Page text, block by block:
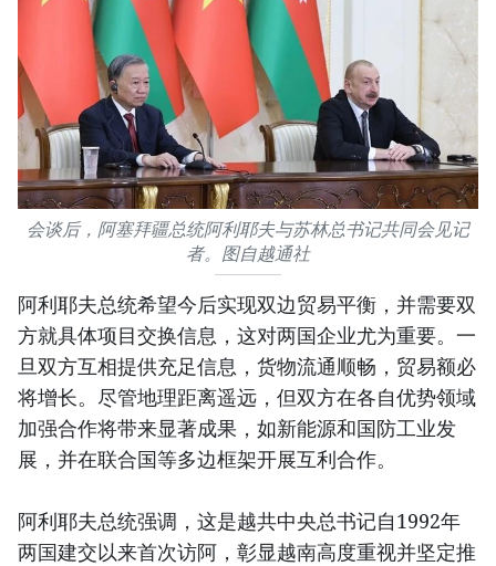
会谈后，阿塞拜疆总统阿利耶夫与苏林总书记共同会见记
者。图自越通社
阿利耶夫总统希望今后实现双边贸易平衡，并需要双
方就具体项目交换信息，这对两国企业尤为重要。一
旦双方互相提供充足信息，货物流通顺畅，贸易额必
将增长。尽管地理距离遥远，但双方在各自优势领域
加强合作将带来显著成果，如新能源和国防工业发
展，并在联合国等多边框架开展互利合作。
阿利耶夫总统强调，这是越共中央总书记自1992年
两国建交以来首次访阿，彰显越南高度重视并坚定推